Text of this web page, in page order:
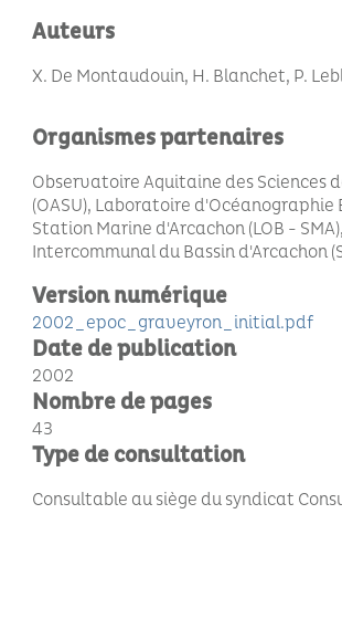
Auteurs
X. De Montaudouin, H. Blanchet, P.
Organismes partenaires
Observatoire Aquitaine des Sciences
(OASU), Laboratoire d'Océanographie
Station Marine d'Arcachon (LOB -
Intercommunal du Bassin d'Arcachon
Version numérique
2002_epoc_graveyron_initial.pdf
Date de publication
2002
Nombre de pages
43
Type de consultation
Consultable au siège du syndicat